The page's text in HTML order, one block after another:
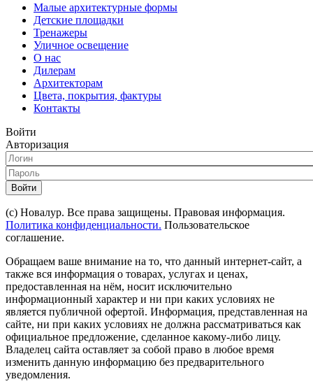
Малые архитектурные формы
Детские площадки
Тренажеры
Уличное освещение
О нас
Дилерам
Архитекторам
Цвета, покрытия, фактуры
Контакты
Войти
Авторизация
Войти
(с) Новалур. Все права защищены. Правовая информация.
Политика конфиденциальности. Пользовательское
соглашение.
Обращаем ваше внимание на то, что данный интернет-сайт, а
также вся информация о товарах, услугах и ценах,
предоставленная на нём, носит исключительно
информационный характер и ни при каких условиях не
является публичной офертой. Информация, представленная на
сайте, ни при каких условиях не должна рассматриваться как
официальное предложение, сделанное какому-либо лицу.
Владелец сайта оставляет за собой право в любое время
изменить данную информацию без предварительного
уведомления.